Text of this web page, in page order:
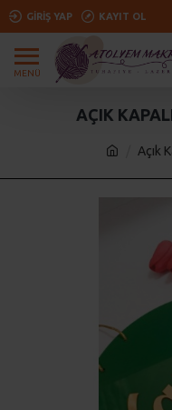
GIRIŞ YAP KAYIT OL
Açık
AÇIK